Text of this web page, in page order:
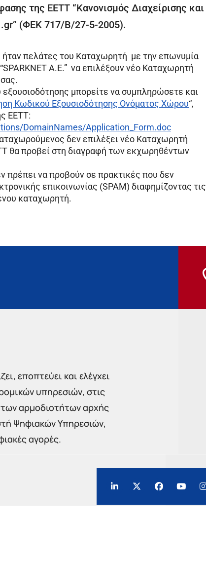
της ΕΕΤΤ “Κανονισμός Διαχείρισης και
(ΦΕΚ 717/Β/27-5-2005).
πελάτες του Καταχωρητή με την επωνυμία
A.E.” να επιλέξουν νέο Καταχωρητή
μπορείτε να συμπληρώσετε και
Κωδικού Εξουσιοδότησης Ονόματος Χώρου“,
ΕΕΤΤ:
DomainNames/Application_Form.doc
δεν επιλέξει νέο Καταχωρητή
θα προβεί στη διαγραφή των εκχωρηθέντων
πρέπει να προβούν σε πρακτικές που δεν
επικοινωνίας (SPAM) διαφημίζοντας τις
καταχωρητή.
εποπτεύει και ελέγχει
υπηρεσιών, στις
των αρμοδιοτήτων αρχής
Ψηφιακών Υπηρεσιών,
αγορές.